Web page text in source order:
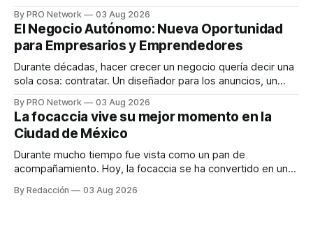
INTERIUS, el problema suele estar en otro lugar. Durante
una entrevista para el podcast SER PRO, el especialista en
marketing digital explicó que
By PRO Network 03 Aug 2026
El Negocio Autónomo: Nueva Oportunidad
para Empresarios y Emprendedores
Durante décadas, hacer crecer un negocio quería decir una
sola cosa: contratar. Un diseñador para los anuncios, un
para los textos, alguien que supiera de publicidad digital
para encontrar prospectos, un vendedor para atender
llamadas y mensajes, y —con suerte— una persona
By PRO Network 03 Aug 2026
La focaccia vive su mejor momento en la
Ciudad de México
Durante mucho tiempo fue vista como un pan de
acompañamiento. Hoy, la focaccia se ha convertido en uno
artesanal, ingredientes de calidad y experiencias que
By Redacción 03 Aug 2026